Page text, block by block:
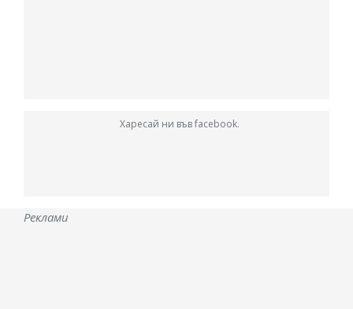
Харесай ни във facebook.
Реклами